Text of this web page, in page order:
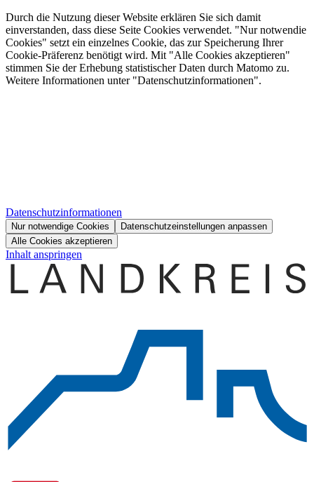
Durch die Nutzung dieser Website erklären Sie sich damit
einverstanden, dass diese Seite Cookies verwendet. "Nur notwendie
Cookies" setzt ein einzelnes Cookie, das zur Speicherung Ihrer
Cookie-Präferenz benötigt wird. Mit "Alle Cookies akzeptieren"
stimmen Sie der Erhebung statistischer Daten durch Matomo zu.
Weitere Informationen unter "Datenschutzinformationen".
Datenschutzinformationen
Nur notwendige Cookies
Datenschutzeinstellungen anpassen
Alle Cookies akzeptieren
Inhalt anspringen